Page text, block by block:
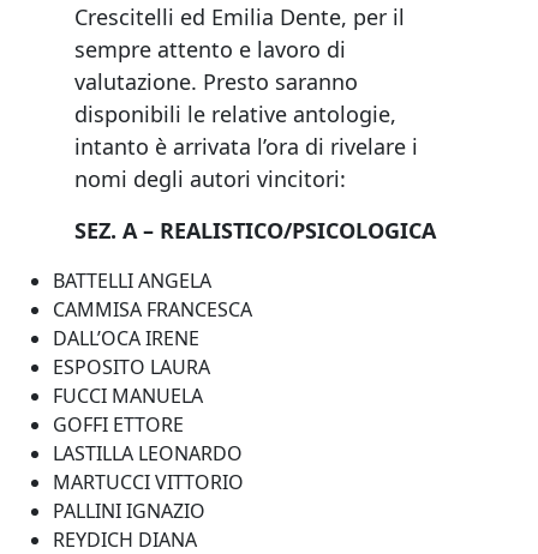
Crescitelli ed Emilia Dente, per il
sempre attento e lavoro di
valutazione. Presto saranno
disponibili le relative antologie,
intanto è arrivata l’ora di rivelare i
nomi degli autori vincitori:
SEZ. A – REALISTICO/PSICOLOGICA
BATTELLI ANGELA
CAMMISA FRANCESCA
DALL’OCA IRENE
ESPOSITO LAURA
FUCCI MANUELA
GOFFI ETTORE
LASTILLA LEONARDO
MARTUCCI VITTORIO
PALLINI IGNAZIO
REYDICH DIANA